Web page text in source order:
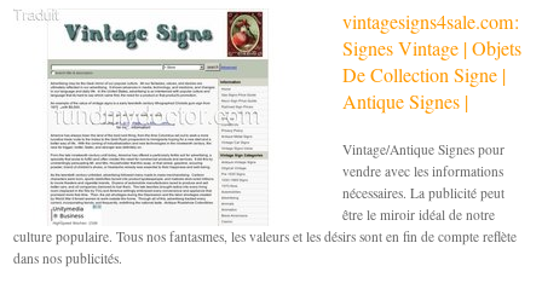
vintagesigns4sale.com:
Signes Vintage | Objets
De Collection Signe |
Antique Signes |
Vintage/Antique Signes pour
vendre avec les informations
nécessaires. La publicité peut
être le miroir idéal de notre
culture populaire. Tous nos fantasmes, les valeurs et les désirs sont en fin de compte reflète
dans nos publicités.